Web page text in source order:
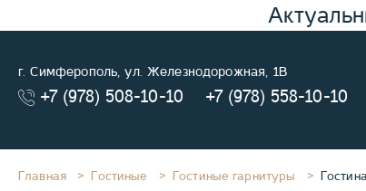
г. Симферополь, ул. Железнодорожная, 1В
+7 (978) 508-10-10 +7 (978) 558-10-10
Главная Гостиные Гостиные гарнитуры